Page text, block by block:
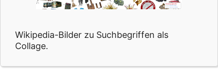
Wikipedia-Bilder zu Suchbegriffen als
Collage.